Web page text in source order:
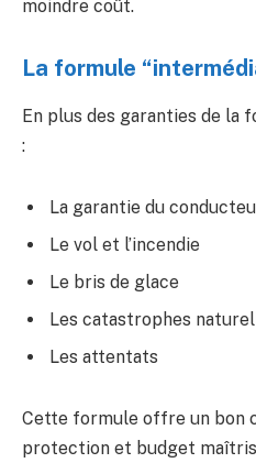
moindre coût.
La formule
En plus des garanties de la
:
La garantie du
Le vol et l’incendie
Le bris de glace
Les catastrophes
Les attentats
Cette formule offre un bon
protection et budget